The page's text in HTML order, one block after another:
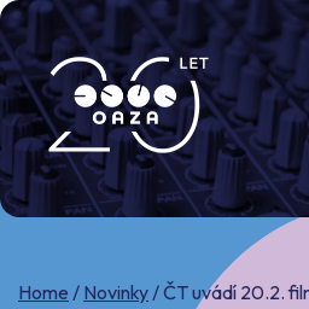
Skip
to
content
Home / Novinky/ČT uvádí 20.2.